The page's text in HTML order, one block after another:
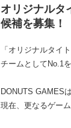
オリジナルタ
候補を募集！
「オリジナルタイ
チームとしてNo.1
DONUTS GAMES
現在、更なるゲー